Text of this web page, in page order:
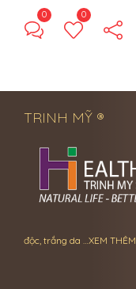
0 0
TRINH MỸ ®
độc, trắng da …XEM THÊM